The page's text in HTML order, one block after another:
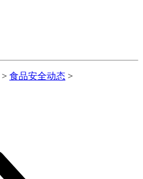
> 食品安全动态 >